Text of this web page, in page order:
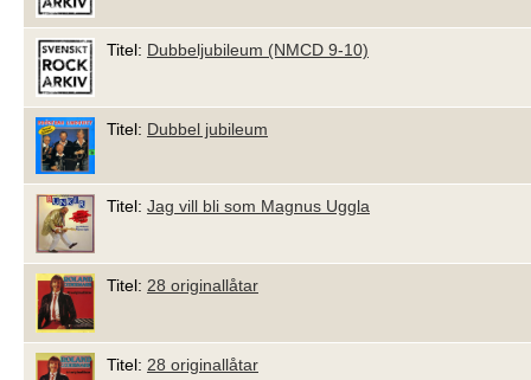
Titel: Dubbeljubileum (NMCD 9-10)
Titel: Dubbel jubileum
Titel: Jag vill bli som Magnus Uggla
Titel: 28 originallåtar
Titel: 28 originallåtar